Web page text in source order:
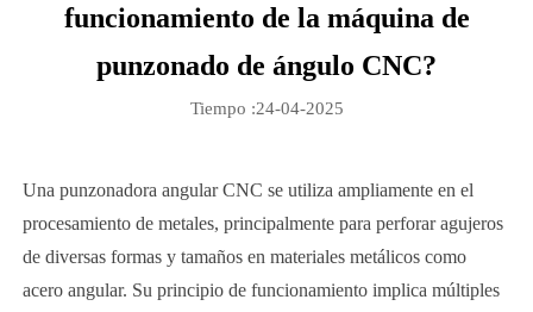
funcionamiento de la máquina de
punzonado de ángulo CNC?
Tiempo :24-04-2025
Una punzonadora angular CNC se utiliza ampliamente en el
procesamiento de metales, principalmente para perforar agujeros
de diversas formas y tamaños en materiales metálicos como
acero angular. Su principio de funcionamiento implica múltiples